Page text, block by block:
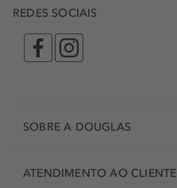
REDES SOCIAIS
SOBRE A DOUGLAS
ATENDIMENTO AO CLIENTE